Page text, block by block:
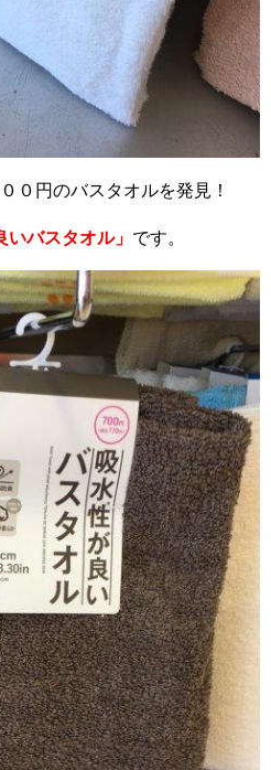
０円のバスタオルを発見！
いバスタオル」 です。